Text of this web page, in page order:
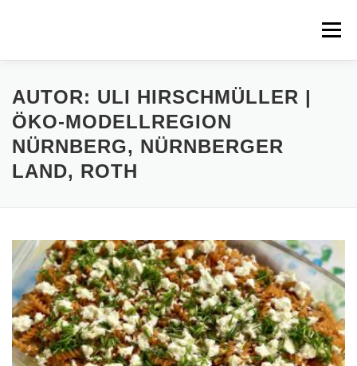
Menü
STARTSEITE MITMACHEN REZEPTE
REGIONEN REGIOPLUS-WISSEN KONTAKT
AUTOR: ULI HIRSCHMÜLLER |
ÖKO-MODELLREGION
NÜRNBERG, NÜRNBERGER
LAND, ROTH